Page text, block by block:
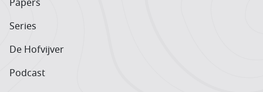
Series
De Hofvijver
Podcast